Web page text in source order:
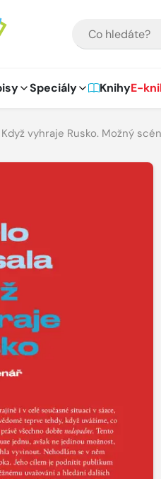
Speciály KnihyE-
Když vyhraje Rusko. Možný